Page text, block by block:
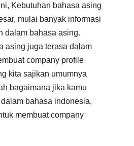
Kebutuhan bahasa asing
mulai banyak informasi
dalam bahasa asing.
asing juga terasa dalam
company profile
kita sajikan umumnya
bagaimana jika kamu
bahasa indonesia,
membuat company